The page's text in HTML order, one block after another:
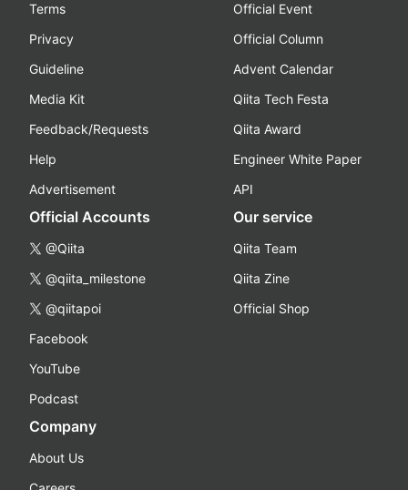
Terms
Privacy
Guideline
Media Kit
Feedback/Requests
Help
Advertisement
Official Event
Official Column
Advent Calendar
Qiita Tech Festa
Qiita Award
Engineer White Paper
API
Official Accounts
@Qiita
@qiita_milestone
@qiitapoi
Facebook
YouTube
Podcast
Our service
Qiita Team
Qiita Zine
Official Shop
Company
About Us